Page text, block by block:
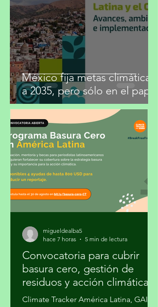
México fija metas climáticas
a 2035, pero sólo en el papel
29 jul
3 min de lectura
Convocatoria para cubrir
basura cero, gestión de
residuos y acción climática
migueldealba5
hace 7 horas
5 min de lectura